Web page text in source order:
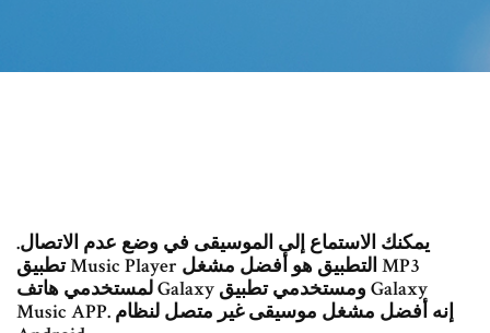
يمكنك الاستماع إلى الموسيقى في وضع عدم الاتصال.
تطبيق Music Player التطبيق هو أفضل مشغل MP3
لمستخدمي هاتف Galaxy ومستخدمي تطبيق Galaxy
Music APP. إنه أفضل مشغل موسيقى غير متصل لنظام